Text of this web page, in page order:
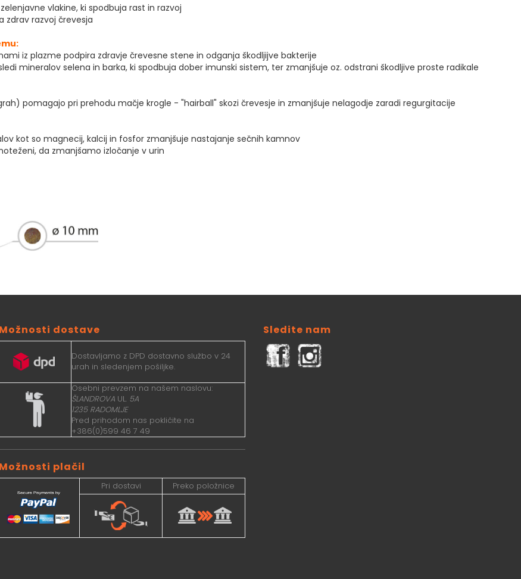
vlakine, ki spodbuja rast in razvoj
zdrav razvoj črevesja
iz plazme podpira zdravje črevesne stene in odganja škodljijve bakterije
mineralov selena in barka, ki spodbuja dober imunski sistem, ter zmanjšuje oz. odstrani škodljive proste radikale
pomagajo pri prehodu mačje krogle - "hairball" skozi črevesje in zmanjšuje nelagodje zaradi regurgitacije
kot so magnecij, kalcij in fosfor zmanjšuje nastajanje sečnih kamnov
da zmanjšamo izločanje v urin
Možnosti dostave
Dostavljamo z DPD dostavno službo v 24
urah in sledenjem pošiljke.
Osebni prevzem na našem naslovu:
ŠLANDROVA UL. 5A
1235 RADOMLJE
Pred prihodom nas pokličite na
+386(0)599 46 7 49
Možnosti plačil
Pri dostavi Preko položnice
Sledite nam